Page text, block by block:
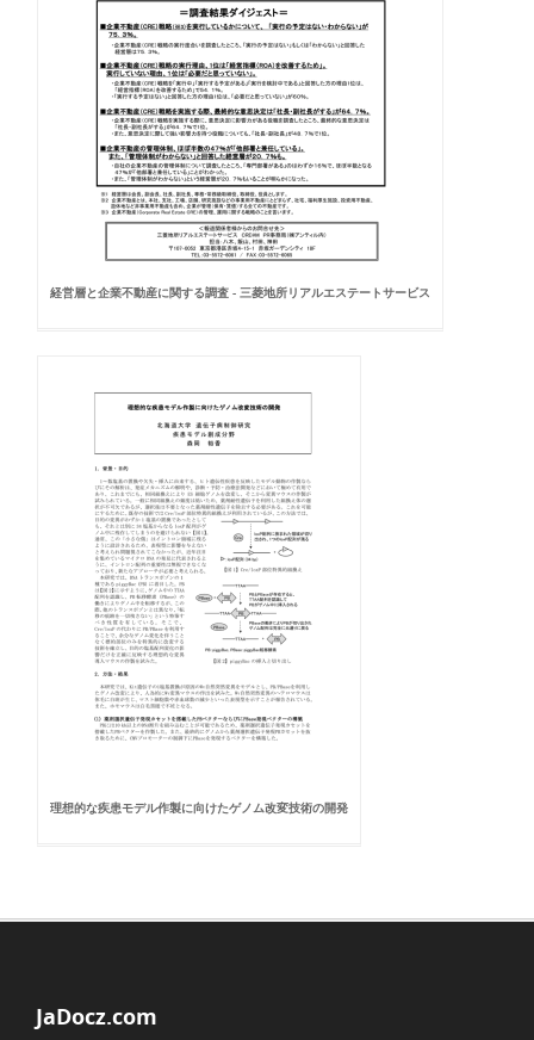
経営層と企業不動産に関する調査 - 三菱地所リアルエステートサービス
理想的な疾患モデル作製に向けたゲノム改変技術の開発
JaDocz.com